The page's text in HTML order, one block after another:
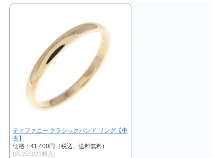
ティファニー クラシックバンド リング【中
古】
価格：41,400円（税込、送料無料)
(2025/3/23時点)